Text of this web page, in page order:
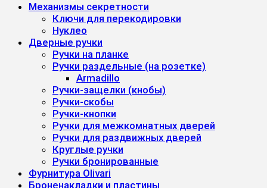
Механизмы секретности
Ключи для перекодировки
Нуклео
Дверные ручки
Ручки на планке
Ручки раздельные (на розетке)
Armadillo
Ручки-защелки (кнобы)
Ручки-скобы
Ручки-кнопки
Ручки для межкомнатных дверей
Ручки для раздвижных дверей
Круглые ручки
Ручки бронированные
Фурнитура Olivari
Броненакладки и пластины